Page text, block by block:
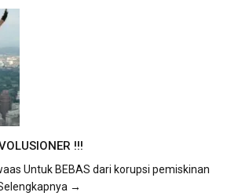
!!!
Untuk BEBAS dari korupsi pemiskinan
Selengkapnya →